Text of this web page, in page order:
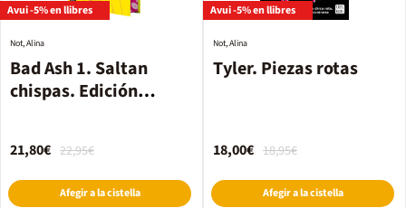
Avui -5% en llibres
Bad Ash 1. Saltan
chispas. Edición
Not, Alina
22,95€
21,80€
Afegir a la cistella
Avui -5% en llibres
Tyler. Piezas rotas
Not, Alina
18,95€
18,00€
Afegir a la cistella